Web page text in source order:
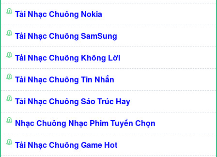
Tải Nhạc Chuông Nokia
Tải Nhạc Chuông SamSung
Tải Nhạc Chuông Không Lời
Tải Nhạc Chuông Tin Nhắn
Tải Nhạc Chuông Sáo Trúc Hay
Nhạc Chuông Nhạc Phim Tuyển Chọn
Tải Nhạc Chuông Game Hot